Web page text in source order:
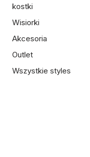
kostki
Wisiorki
Akcesoria
Outlet
Wszystkie styles